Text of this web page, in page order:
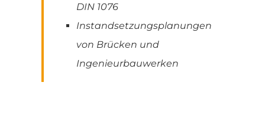
DIN 1076
Instandsetzungsplanungen
von Brücken und
Ingenieurbauwerken